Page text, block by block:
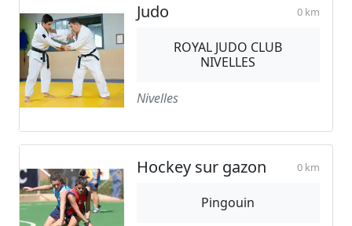
Judo 0 km
ROYAL JUDO CLUB
NIVELLES
Nivelles
Hockey sur gazon 0 km
Pingouin